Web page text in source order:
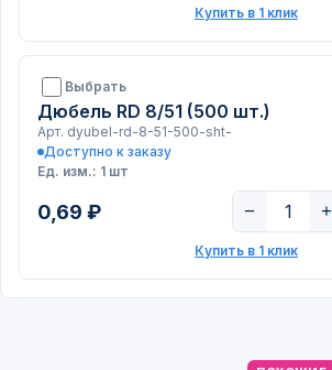
Купить в 1 клик
Выбрать
Дюбель RD 8/51 (500 шт.)
Арт. dyubel-rd-8-51-500-sht-
Доступно к заказу
Ед. изм.: 1 шт
0,69 ₽ − +
Купить в 1 клик